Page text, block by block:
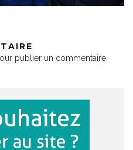
publier un commentaire.